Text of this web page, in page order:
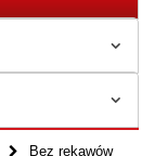
Bez rękawów